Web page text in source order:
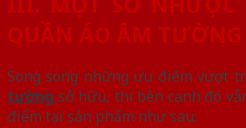
QUẦN ÁO ÂM TƯỜNG
Song song những ưu điểm vượt
tường sở hữu, thì bên cạnh đó
điểm tại sản phẩm như sau: